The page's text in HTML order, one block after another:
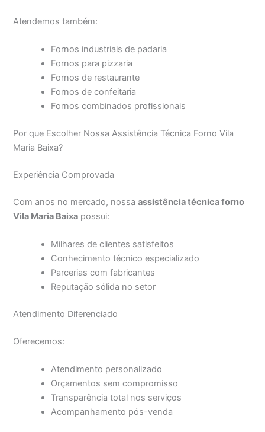
Atendemos também:
Fornos industriais de padaria
Fornos para pizzaria
Fornos de restaurante
Fornos de confeitaria
Fornos combinados profissionais
Por que Escolher Nossa Assistência Técnica Forno Vila
Maria Baixa?
Experiência Comprovada
Com anos no mercado, nossaassistência técnica forno
Vila Maria Baixa possui:
Milhares de clientes satisfeitos
Conhecimento técnico especializado
Parcerias com fabricantes
Reputação sólida no setor
Atendimento Diferenciado
Oferecemos:
Atendimento personalizado
Orçamentos sem compromisso
Transparência total nos serviços
Acompanhamento pós-venda